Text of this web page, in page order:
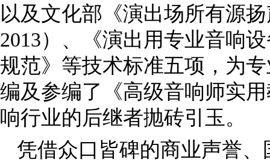
以及文化部《演出场所有源
2013）、《演出用专业音响
规范》等技术标准五项，为
编及参编了《高级音响师实
响行业的后继者抛砖引玉。
凭借众口皆碑的商业声誉